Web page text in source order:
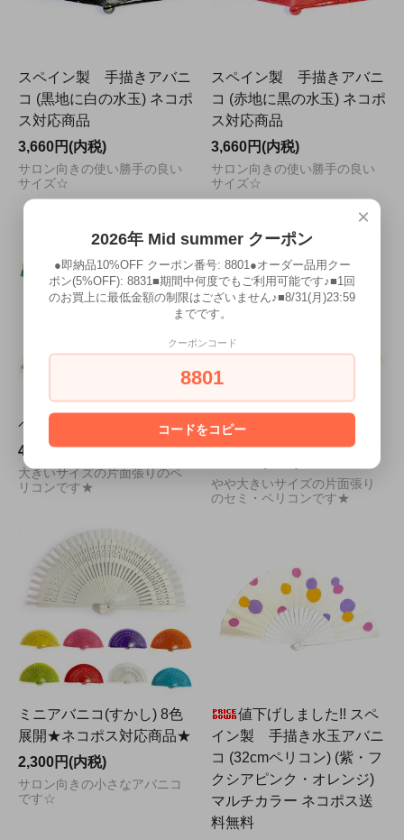
スペイン製 手描きアバニ
コ (黒地に白の水玉) ネコポ
ス対応商品
3,660円(内税)
サロン向きの使い勝手の良い
サイズ☆
スペイン製 手描きアバニ
コ (赤地に黒の水玉) ネコポ
ス対応商品
3,660円(内税)
サロン向きの使い勝手の良い
サイズ☆
ペリコン31cm(グリーン)
4,600円(内税)
大きいサイズの片面張りのペ
リコンです★
セミ・ペリコン27cm(白)
★ネコポス対応商品です。
やや大きいサイズの片面張り
のセミ・ペリコンです★
ミニアバニコ(すかし) 8色
展開★ネコポス対応商品★
2,300円(内税)
サロン向きの小さなアバニコ
です☆
値下げしました!! スペ
イン製 手描き水玉アバニ
コ (32cmペリコン) (紫・フ
クシアピンク・オレンジ)
マルチカラー ネコポス送
料無料
×
2026年 Mid summer クーポン
●即納品10%OFF クーポン番号: 8801●オーダー品用クー
ポン(5%OFF): 8831■期間中何度でもご利用可能です♪■1回
のお買上に最低金額の制限はございません♪■8/31(月)23:59
までです。
クーポンコード
8801
コードをコピー